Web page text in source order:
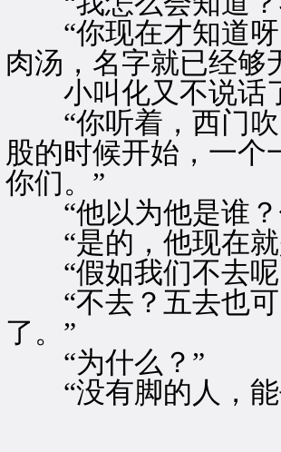
“你现在才知道呀
肉汤，名字就已经够
小叫化又不说话
“你听着，西门吹
股的时候开始，一个
你们。”
“他以为他是谁？
“是的，他现在就
“假如我们不去呢
“不去？五去也可
了。”
“为什么？”
“没有脚的人，能